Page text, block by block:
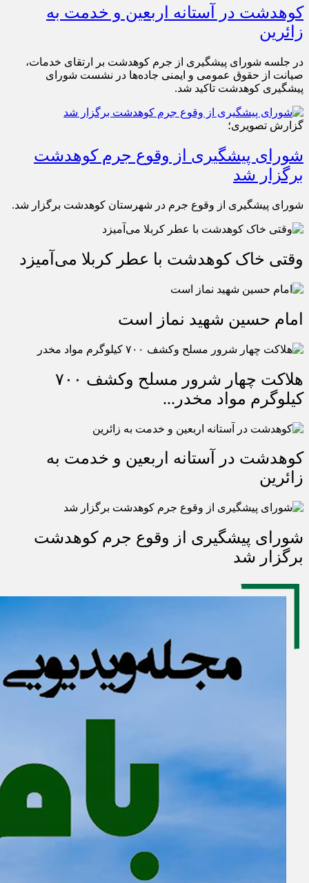
کوهدشت در آستانه اربعین و خدمت‌ به
زائرین
در جلسه شورای پیشگیری از جرم کوهدشت بر ارتقای خدمات،
صیانت از حقوق عمومی و ایمنی جاده‌ها در نشست شورای
پیشگیری کوهدشت تاکید شد.
گزارش تصویری؛
شورای پیشگیری از وقوع جرم کوهدشت
برگزار شد
شورای پیشگیری از وقوع جرم در شهرستان کوهدشت برگزار شد.
وقتی خاک کوهدشت با عطر کربلا می‌آمیزد
امام حسین شهید نماز است
هلاکت چهار شرور مسلح وکشف ۷۰۰
کیلوگرم مواد مخدر...
کوهدشت در آستانه اربعین و خدمت‌ به
زائرین
شورای پیشگیری از وقوع جرم کوهدشت
برگزار شد